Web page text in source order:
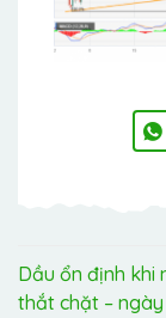
Dầu ổn định khi
thắt chặt – ngày